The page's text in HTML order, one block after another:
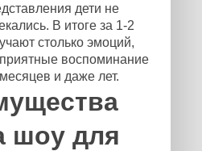
дети не
В итоге за 1-2
столько эмоций,
приятные воспоминание
и даже лет.
шоу для